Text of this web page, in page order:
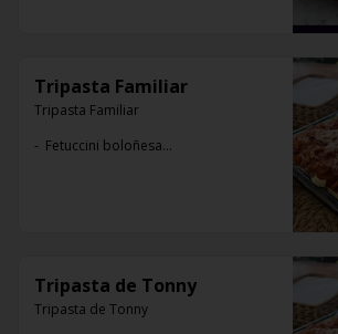
Tripasta Familiar
Tripasta Familiar
-  Fetuccini boloñesa
Tripasta de Tonny
Tripasta de Tonny